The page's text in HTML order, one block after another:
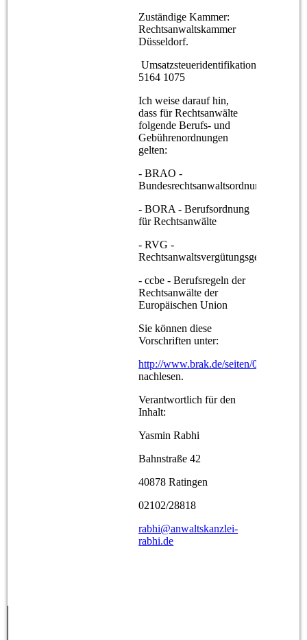
Zuständige Kammer:
Rechtsanwaltskammer
Düsseldorf.
Umsatzsteueridentifikationsnummer:
5164 1075
Ich weise darauf hin,
dass für Rechtsanwälte
folgende Berufs- und
Gebührenordnungen
gelten:
- BRAO -
Bundesrechtsanwaltsordnung
- BORA - Berufsordnung
für Rechtsanwälte
- RVG -
Rechtsanwaltsvergütungsgesetz
- ccbe - Berufsregeln der
Rechtsanwälte der
Europäischen Union
Sie können diese
Vorschriften unter:
http://www.brak.de/seiten/06.php
nachlesen.
Verantwortlich für den
Inhalt:
Yasmin Rabhi
Bahnstraße 42
40878 Ratingen
02102/28818
rabhi@anwaltskanzlei-
rabhi.de